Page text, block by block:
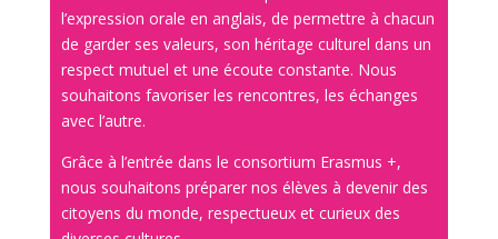
l’expression orale en anglais, de permettre à chacun
de garder ses valeurs, son héritage culturel dans un
respect mutuel et une écoute constante. Nous
souhaitons favoriser les rencontres, les échanges
avec l’autre.
Grâce à l’entrée dans le consortium Erasmus +,
nous souhaitons préparer nos élèves à devenir des
citoyens du monde, respectueux et curieux des